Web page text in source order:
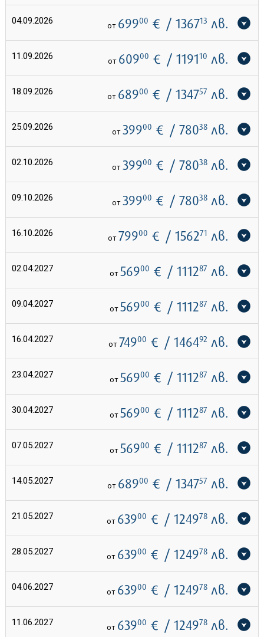
04.09.2026 от 69900 € / 136713 лв.
11.09.2026 от 60900 € / 119110 лв.
18.09.2026 от 68900 € / 134757 лв.
25.09.2026 от 39900 € / 78038лв.
02.10.2026 от 39900 € / 78038лв.
09.10.2026 от 39900 € / 78038лв.
16.10.2026 от 79900 € / 156271 лв.
02.04.2027 от 56900 € / 111287 лв.
09.04.2027 от 56900 € / 111287 лв.
16.04.2027 от 74900 € / 146492 лв.
23.04.2027 от 56900 € / 111287 лв.
30.04.2027 от 56900 € / 111287 лв.
07.05.2027 от 56900 € / 111287 лв.
14.05.2027 от 68900 € / 134757 лв.
21.05.2027 от 63900 € / 124978лв.
28.05.2027 от 63900 € / 124978лв.
04.06.2027 от 63900 € / 124978лв.
11.06.2027 от 63900 € / 124978лв.